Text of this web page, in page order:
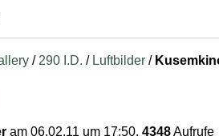
/ 290 I.D. / Luftbilder /
am 06.02.11 um 17:50, 4348Aufrufe